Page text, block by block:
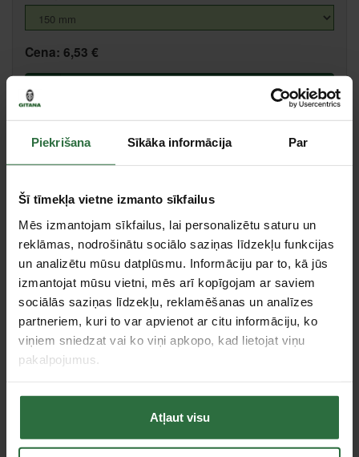
Piekrišana Sīkāka informācija Par
Šī tīmekļa vietne izmanto sīkfailus
Mēs izmantojam sīkfailus, lai personalizētu saturu un
reklāmas, nodrošinātu sociālo saziņas līdzekļu funkcijas
un analizētu mūsu datplūsmu. Informāciju par to, kā jūs
izmantojat mūsu vietni, mēs arī kopīgojam ar saviem
sociālās saziņas līdzekļu, reklamēšanas un analīzes
partneriem, kuri to var apvienot ar citu informāciju, ko
viņiem sniedzat vai ko viņi apkopo, kad lietojat viņu
pakalpojumus.
Atļaut visu
Cena: 6,53 €
Salīdzināt Ieteikt cenu
Valmiera, Stacijas iela 38, Valmiera
Centrālā noliktava, (uzzināt vairāk šeit, )
Citas noliktavas, (uzzināt vairāk šeit, )
Specifikācija
Tips Metālam
Tie, kas apskatīja šo preci, tāpat interesējās par...
Failed to load product list.